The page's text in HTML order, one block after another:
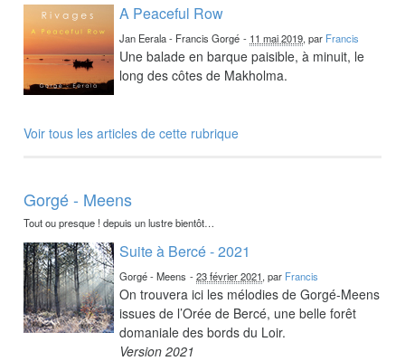
A Peaceful Row
Jan Eerala - Francis Gorgé - 11 mai 2019, par Francis
Une balade en barque paisible, à minuit, le
long des côtes de Makholma.
Voir tous les articles de cette rubrique
Gorgé - Meens
Tout ou presque ! depuis un lustre bientôt…
Suite à Bercé - 2021
Gorgé - Meens -23 février 2021, par Francis
On trouvera ici les mélodies de Gorgé-Meens
issues de l’Orée de Bercé, une belle forêt
domaniale des bords du Loir.
Version 2021